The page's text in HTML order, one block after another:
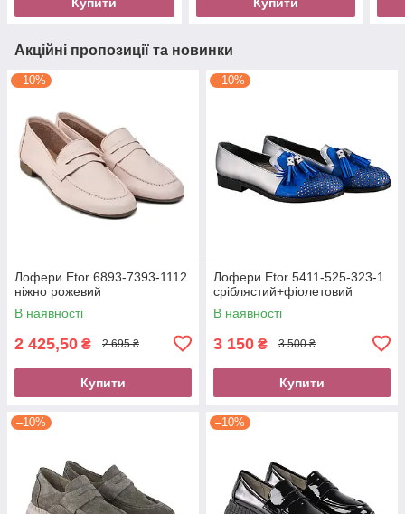
Акційні пропозиції та новинки
–10%
Лофери Etor 6893-7393-1112
ніжно рожевий
В наявності
2 425,50 ₴ 2 695 ₴
Купити
–10%
Лофери Etor 5411-525-323-1
сріблястий+фіолетовий
В наявності
3 150 ₴ 3 500 ₴
Купити
–10% –10%